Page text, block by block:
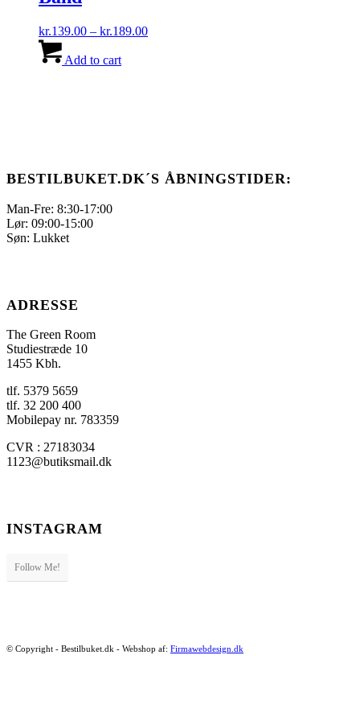
vælges
varesiden
kr.139.00 – kr.189.00Prisinterval:
Add to cartvare
varesiden
BESTILBUKET.DK´S ÅBNINGSTIDER:
Man-Fre: 8:30-17:00
Lør: 09:00-15:00
Søn: Lukket
ADRESSE
The Green Room
Studiestræde 10
1455 Kbh.
tlf. 5379 5659
tlf. 32 200 400
Mobilepay nr. 783359
CVR : 27183034
1123@butiksmail.dk
INSTAGRAM
Follow Me!
© Copyright - Bestilbuket.dk - Webshop af: Firmawebdesign.dk